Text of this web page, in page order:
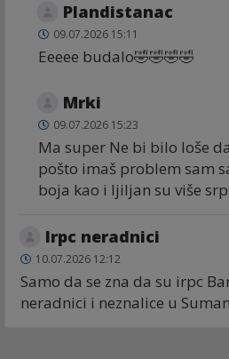
Plandistanac
09.07.2026 15:11
Eeeee budalo🤣🤣🤣🤣
Mrki
09.07.2026 15:23
Ma super Ne bi bilo loše
pošto imaš problem sam
boja kao i ljiljan su više
Irpc neradnici
10.07.2026 12:12
Samo da se zna da su irpc
neradnici i neznalice u